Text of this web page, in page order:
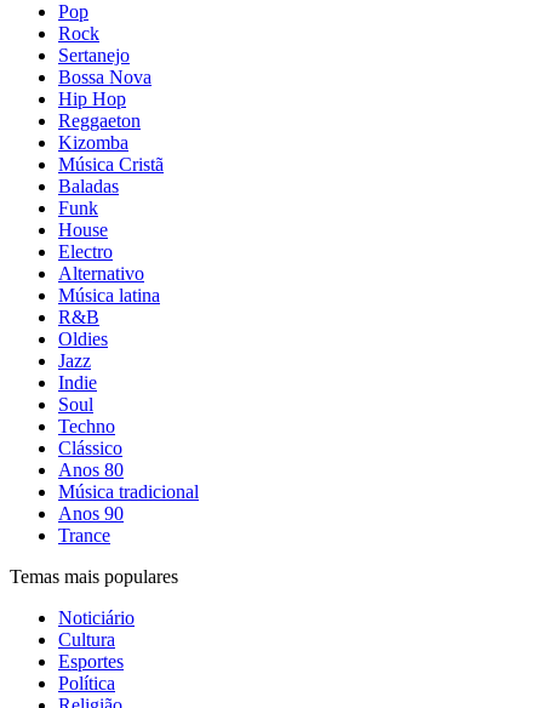
Pop
Rock
Sertanejo
Bossa Nova
Hip Hop
Reggaeton
Kizomba
Música Cristã
Baladas
Funk
House
Electro
Alternativo
Música latina
R&B
Oldies
Jazz
Indie
Soul
Techno
Clássico
Anos 80
Música tradicional
Anos 90
Trance
Temas mais populares
Noticiário
Cultura
Esportes
Política